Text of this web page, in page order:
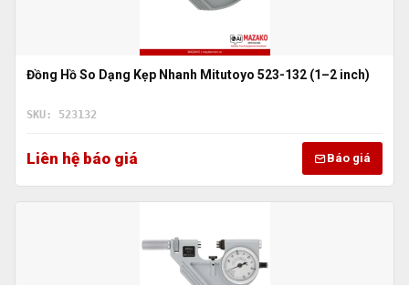
Đồng Hồ So Dạng Kẹp Nhanh Mitutoyo 523-132 (1–2 inch)
SKU: 523132
Liên hệ báo giá Báo giá